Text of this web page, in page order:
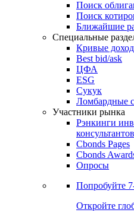
Поиск
Поиск
Ближайшие
Специальные
Кривые
Best bid/ask
ЦФА
ESG
Сукук
Ломбардные
Участники рынка
Рэнкинги
консультантов
Cbonds Pages
Cbonds
Опросы
Попробуйте
Откройте